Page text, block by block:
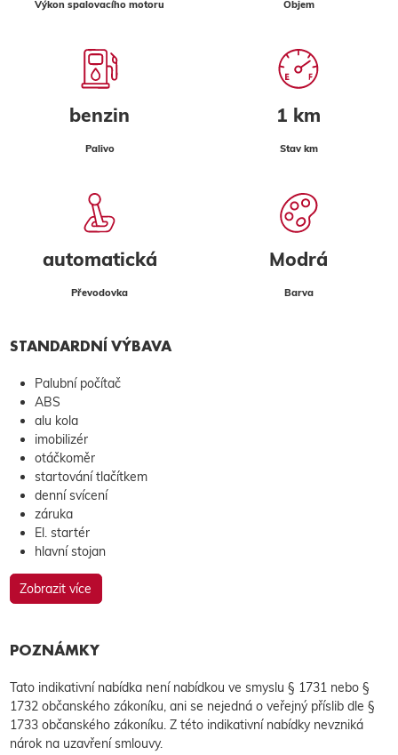
Výkon spalovacího motoru Objem
benzin
Palivo
1 km
Stav km
automatická
Převodovka
Modrá
Barva
STANDARDNÍ VÝBAVA
Palubní počítač
ABS
alu kola
imobilizér
otáčkoměr
startování tlačítkem
denní svícení
záruka
El. startér
hlavní stojan
Zobrazit více
POZNÁMKY
Tato indikativní nabídka není nabídkou ve smyslu § 1731 nebo §
1732 občanského zákoníku, ani se nejedná o veřejný příslib dle §
1733 občanského zákoníku. Z této indikativní nabídky nevzniká
nárok na uzavření smlouvy.